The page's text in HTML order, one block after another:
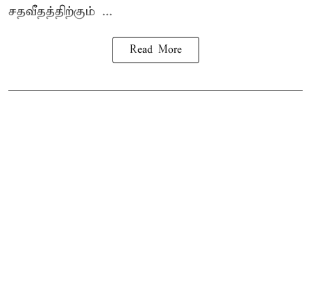
சதவீதத்திற்கும் ...
Read More